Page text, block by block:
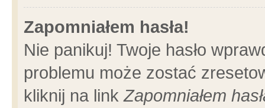
Zapomniałem hasła!
Nie panikuj! Twoje hasło
problemu może zostać
kliknij na linkZapomniałem